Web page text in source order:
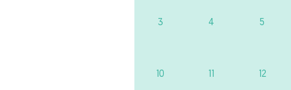
3 4 5
10 11 12